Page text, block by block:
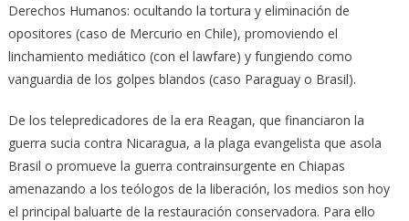
Derechos Humanos: ocultando la tortura y eliminación de
opositores (caso de Mercurio en Chile), promoviendo el
linchamiento mediático (con el lawfare) y fungiendo como
vanguardia de los golpes blandos (caso Paraguay o Brasil).
De los telepredicadores de la era Reagan, que financiaron la
guerra sucia contra Nicaragua, a la plaga evangelista que asola
Brasil o promueve la guerra contrainsurgente en Chiapas
amenazando a los teólogos de la liberación, los medios son hoy
el principal baluarte de la restauración conservadora. Para ello